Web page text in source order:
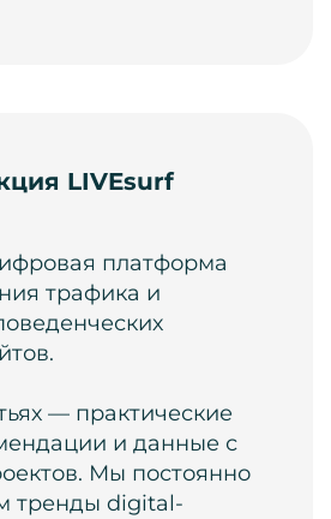
LIVEsurf
платформа
трафика и
— практические
и данные с
Мы постоянно
тренды digital-